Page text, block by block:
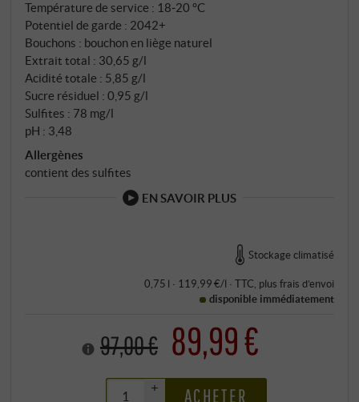
Température de service : 18‑20 °C
Potentiel de garde : 2042+
Bouchons : bouchon en liège naturel
Extrait total : 30,65 g/l
Acidité totale : 5,85 g/l
Sucre résiduel : 0,95 g/l
Sulfites : 78 mg/l
pH : 3,48
Allergènes
contient des sulfites
EN SAVOIR PLUS
Stockage climatisé
0,75 l · 119,99 €/l · TTC, plus frais d’envoi
disponible immédiatement
97,00 € 89,99 €
+
ACHETER